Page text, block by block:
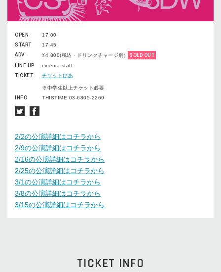
OPEN
17:00
START
17:45
ADV
¥4,800(税込・ドリンクチャージ別)
SOLD OUT
LINE UP
cinema staff
TICKET
チケットぴあ
※中学生以上チケット必要
INFO
THISTIME 03-6805-2269
2/2の公演詳細はコチラから
2/9の公演詳細はコチラから
2/16の公演詳細はコチラから
2/25の公演詳細はコチラから
3/1の公演詳細はコチラから
3/8の公演詳細はコチラから
3/15の公演詳細はコチラから
TICKET INFO